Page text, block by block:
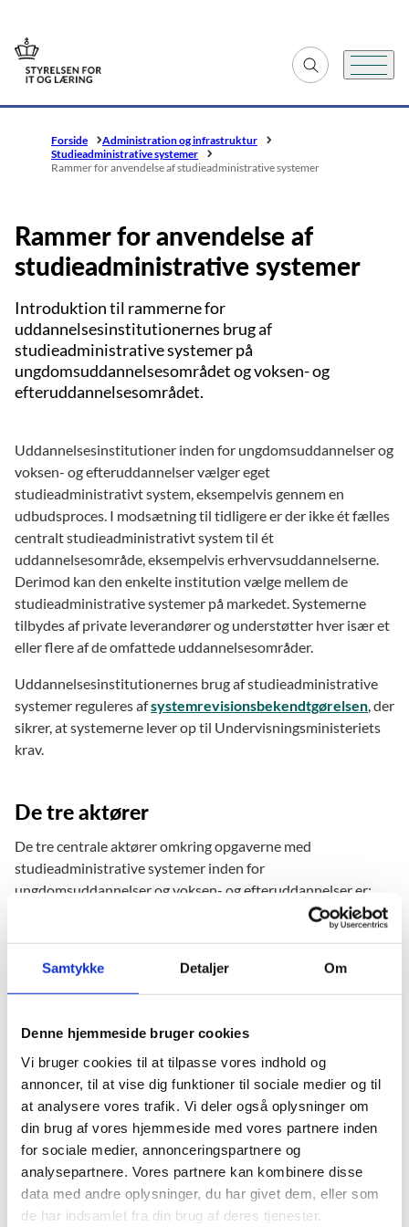
Samtykke Detaljer Om
Denne hjemmeside bruger cookies
Vi bruger cookies til at tilpasse vores indhold og
annoncer, til at vise dig funktioner til sociale medier og til
at analysere vores trafik. Vi deler også oplysninger om
din brug af vores hjemmeside med vores partnere inden
for sociale medier, annonceringspartnere og
analysepartnere. Vores partnere kan kombinere disse
data med andre oplysninger, du har givet dem, eller som
de har indsamlet fra din brug af deres tjenester.
Gå til forsiden Fold søgefelt ud
Menu
Forside
Administration og infrastruktur
Studieadministrative systemer
Rammer for anvendelse af studieadministrative systemer
Rammer for anvendelse af
studieadministrative systemer
Introduktion til rammerne for
uddannelsesinstitutionernes brug af
studieadministrative systemer på
ungdomsuddannelsesområdet og voksen- og
efteruddannelsesområdet.
Uddannelsesinstitutioner inden for ungdomsuddannelser og
voksen- og efteruddannelser vælger eget
studieadministrativt system, eksempelvis gennem en
udbudsproces. I modsætning til tidligere er der ikke ét fælles
centralt studieadministrativt system til ét
uddannelsesområde, eksempelvis erhvervsuddannelserne.
Derimod kan den enkelte institution vælge mellem de
studieadministrative systemer på markedet. Systemerne
tilbydes af private leverandører og understøtter hver især et
eller flere af de omfattede uddannelsesområder.
Uddannelsesinstitutionernes brug af studieadministrative
systemer reguleres afsystemrevisionsbekendtgørelsen , der
sikrer, at systemerne lever op til Undervisningsministeriets
krav.
De tre aktører
De tre centrale aktører omkring opgaverne med
studieadministrative systemer inden for
ungdomsuddannelser og voksen- og efteruddannelser er:
Uddannelsesinstitutionerne inden for de nævnte
uddannelsesområder
Leverandører af studieadministrative systemer
Undervisningsministeriet.
Uddannelsesinstitutionernes primære fokus er at udbyde og
lovgivning. Leverandørernes primære opgave er at levere
studieadministrative systemer, der lever op til
uddannelsesinstitutionernes og Undervisningsministeriets
krav. Endelig sætter Undervisningsministeriet rammerne for
de studieadministrative systemer.
Undervisningsministeriet stiller blandet andet krav til de
studieadministrative systemer om: